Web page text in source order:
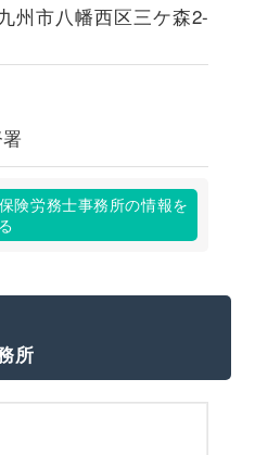
州市八幡西区三ケ森2-
険労務士事務所の情報を
所